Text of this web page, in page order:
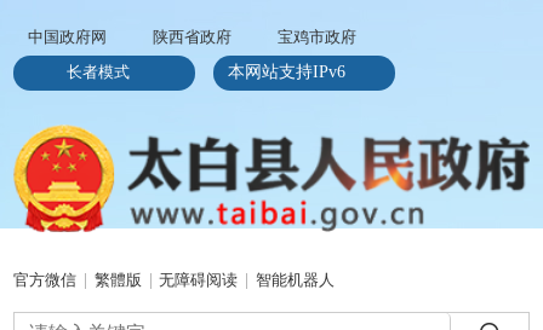
中国政府网 陕西省政府
宝鸡市政府
长者模式
本网站支持IPv6
官方微信 繁體版 无障碍阅读 智能机器人